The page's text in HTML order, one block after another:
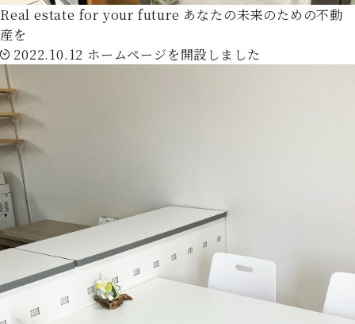
Real estate for your future あなたの未来のための不動
産を
2022.10.12 ホームページを開設しました